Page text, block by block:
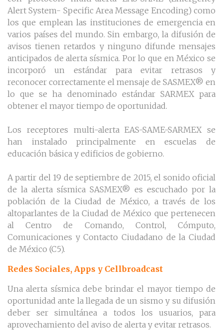
Alert System- Specific Area Message Encoding) como
los que emplean las instituciones de emergencia en
varios países del mundo. Sin embargo, la difusión de
avisos tienen retardos y ninguno difunde mensajes
anticipados de alerta sísmica. Por lo que en México se
incorporó un estándar para evitar retrasos y
reconocer correctamente el mensaje de SASMEX® en
lo que se ha denominado estándar SARMEX para
obtener el mayor tiempo de oportunidad.
Los receptores multi-alerta EAS-SAME-SARMEX se
han instalado principalmente en escuelas de
educación básica y edificios de gobierno.
A partir del 19 de septiembre de 2015, el sonido oficial
de la alerta sísmica SASMEX® es escuchado por la
población de la Ciudad de México, a través de los
altoparlantes de la Ciudad de México que pertenecen
al Centro de Comando, Control, Cómputo,
Comunicaciones y Contacto Ciudadano de la Ciudad
de México (C5).
Redes Sociales, Apps y Cellbroadcast
Una alerta sísmica debe brindar el mayor tiempo de
oportunidad ante la llegada de un sismo y su difusión
deber ser simultánea a todos los usuarios, para
aprovechamiento del aviso de alerta y evitar retrasos.